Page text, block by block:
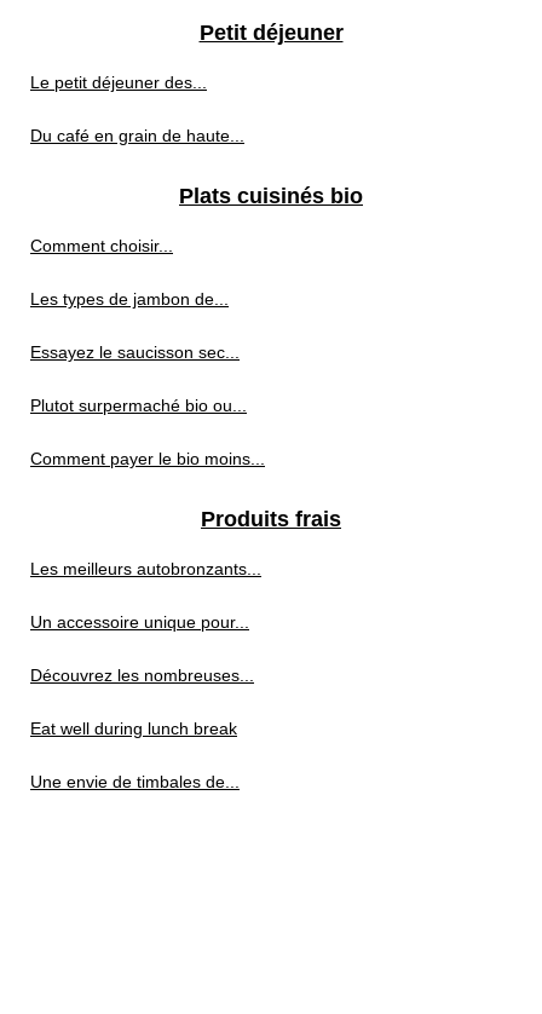
Petit déjeuner
Le petit déjeuner des...
Du café en grain de haute...
Plats cuisinés bio
Comment choisir...
Les types de jambon de...
Essayez le saucisson sec...
Plutot surpermaché bio ou...
Comment payer le bio moins...
Produits frais
Les meilleurs autobronzants...
Un accessoire unique pour...
Découvrez les nombreuses...
Eat well during lunch break
Une envie de timbales de...